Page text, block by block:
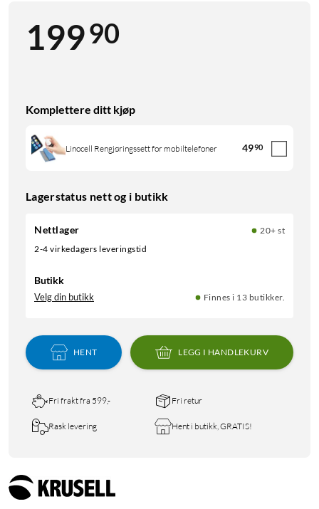
19990
Komplettere ditt kjøp
Linocell Rengjøringssett for mobiltelefoner 4990
Lagerstatus nett og i butikk
Nettlager
20+ st
2-4 virkedagers leveringstid
Butikk
Velg din butikk Finnes i 13 butikker.
HENT LEGG I HANDLEKURV
Fri frakt fra 599,- Fri retur
Rask levering Hent i butikk, GRATIS!